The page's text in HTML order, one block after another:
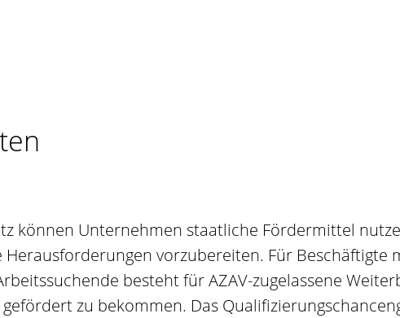
können Unternehmen staatliche Fördermittel
vorzubereiten. Für Beschäftigte
besteht für AZAV-zugelassene
zu bekommen. Das